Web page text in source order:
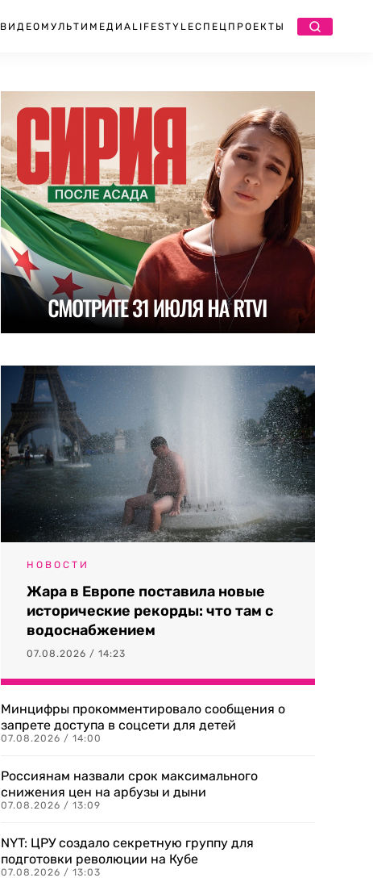
ВИДЕО МУЛЬТИМЕДИА LIFESTYLEСПЕЦПРОЕКТЫ
НОВОСТИ
Жара в Европе поставила новые
исторические рекорды: что там с
водоснабжением
07.08.2026 / 14:23
Минцифры прокомментировало сообщения о
запрете доступа в соцсети для детей
07.08.2026 / 14:00
Россиянам назвали срок максимального
снижения цен на арбузы и дыни
07.08.2026 / 13:09
NYT: ЦРУ создало секретную группу для
подготовки революции на Кубе
07.08.2026 / 13:03